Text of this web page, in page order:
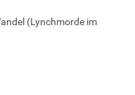
(Lynchmorde im